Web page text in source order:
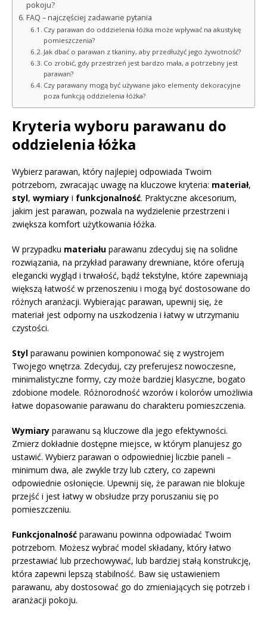
pokoju?
FAQ – najczęściej zadawane pytania
Czy parawan do oddzielenia łóżka może wpływać na akustykę
pomieszczenia?
Jak dbać o parawan z tkaniny, aby przedłużyć jego żywotność?
Co zrobić, gdy przestrzeń jest bardzo mała, a potrzebny jest
parawan?
Czy parawany mogą być używane jako elementy dekoracyjne
poza funkcją oddzielenia łóżka?
Kryteria wyboru parawanu do
oddzielenia łóżka
Wybierz parawan, który najlepiej odpowiada Twoim
potrzebom, zwracając uwagę na kluczowe kryteria: materiał,
styl, wymiary i funkcjonalność. Praktyczne akcesorium,
jakim jest parawan, pozwala na wydzielenie przestrzeni i
zwiększa komfort użytkowania łóżka.
W przypadku materiału parawanu zdecyduj się na solidne
rozwiązania, na przykład parawany drewniane, które oferują
elegancki wygląd i trwałość, bądź tekstylne, które zapewniają
większą łatwość w przenoszeniu i mogą być dostosowane do
różnych aranżacji. Wybierając parawan, upewnij się, że
materiał jest odporny na uszkodzenia i łatwy w utrzymaniu
czystości.
Styl parawanu powinien komponować się z wystrojem
Twojego wnętrza. Zdecyduj, czy preferujesz nowoczesne,
minimalistyczne formy, czy może bardziej klasyczne, bogato
zdobione modele. Różnorodność wzorów i kolorów umożliwia
łatwe dopasowanie parawanu do charakteru pomieszczenia.
Wymiary parawanu są kluczowe dla jego efektywności.
Zmierz dokładnie dostępne miejsce, w którym planujesz go
ustawić. Wybierz parawan o odpowiedniej liczbie paneli –
minimum dwa, ale zwykle trzy lub cztery, co zapewni
odpowiednie osłonięcie. Upewnij się, że parawan nie blokuje
przejść i jest łatwy w obsłudze przy poruszaniu się po
pomieszczeniu.
Funkcjonalność parawanu powinna odpowiadać Twoim
potrzebom. Możesz wybrać model składany, który łatwo
przestawiać lub przechowywać, lub bardziej stałą konstrukcję,
która zapewni lepszą stabilność. Baw się ustawieniem
parawanu, aby dostosować go do zmieniających się potrzeb i
aranżacji pokoju.